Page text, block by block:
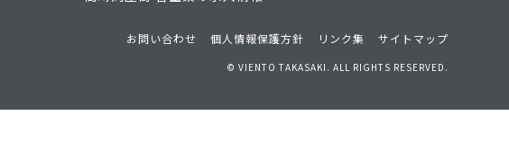
お問い合わせ 個人情報保護方針 リンク集 サイトマップ
© VIENTO TAKASAKI. ALL RIGHTS RESERVED.